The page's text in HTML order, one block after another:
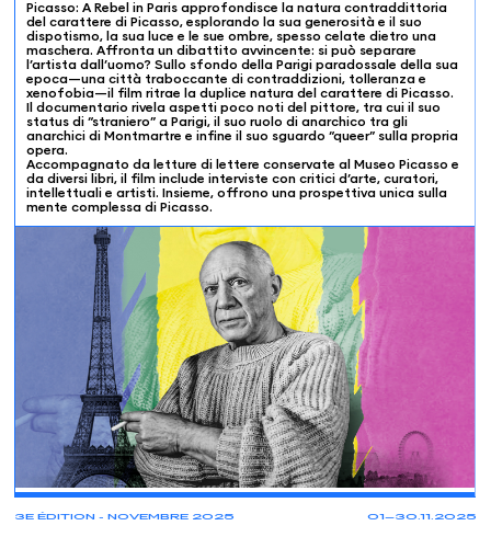
01—30.11.2025
3E ÉDITION - NOVEMBRE 2025
Picasso: A Rebel in Paris approfondisce la natura contraddittoria
del carattere di Picasso, esplorando la sua generosità e il suo
dispotismo, la sua luce e le sue ombre, spesso celate dietro una
maschera. Affronta un dibattito avvincente: si può separare
l’artista dall’uomo? Sullo sfondo della Parigi paradossale della sua
epoca—una città traboccante di contraddizioni, tolleranza e
xenofobia—il film ritrae la duplice natura del carattere di Picasso.
Il documentario rivela aspetti poco noti del pittore, tra cui il suo
status di “straniero” a Parigi, il suo ruolo di anarchico tra gli
anarchici di Montmartre e infine il suo sguardo “queer” sulla propria
opera.
Accompagnato da letture di lettere conservate al Museo Picasso e
da diversi libri, il film include interviste con critici d’arte, curatori,
intellettuali e artisti. Insieme, offrono una prospettiva unica sulla
mente complessa di Picasso.